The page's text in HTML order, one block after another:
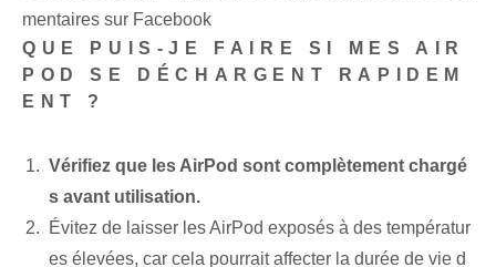
mentaires sur Facebook
QUE PUIS-JE FAIRE SI MES AIR
POD SE DÉCHARGENT RAPIDEM
ENT ?
Vérifiez que les AirPod sont complètement chargé
s avant utilisation.
Évitez de laisser les AirPod exposés à des températur
es élevées, car cela pourrait affecter la durée de vie d